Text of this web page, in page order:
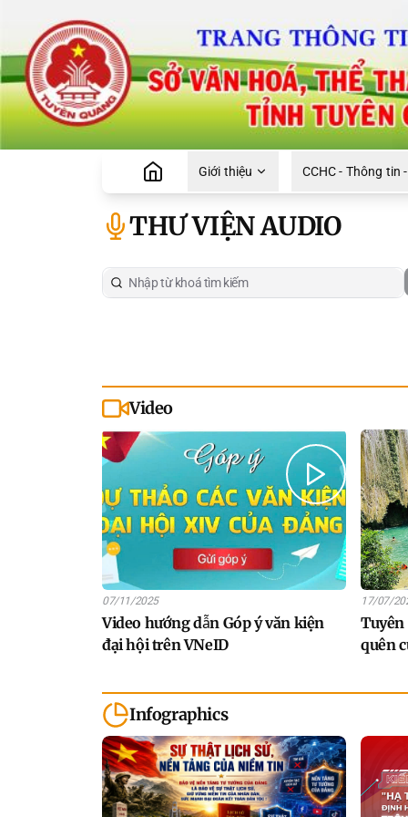
Giới thiệu CCHC - Thông tin
THƯ VIỆN AUDIO
Video
07/11/2025
Video hướng dẫn Góp ý văn kiện
đại hội trên VNeID
17/07/
quên
Infographics